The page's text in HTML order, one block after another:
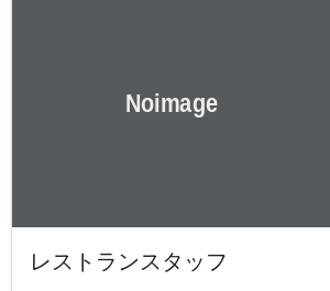
レストランスタッフ